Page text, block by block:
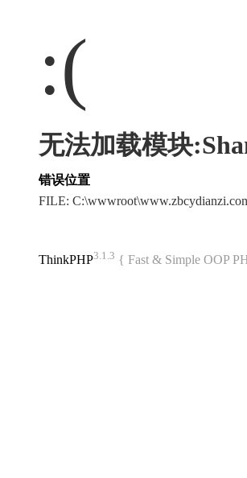
:(
无法加载模块
错误位置
FILE:
ThinkPHP3.1.3 { Fast & Simple OOP